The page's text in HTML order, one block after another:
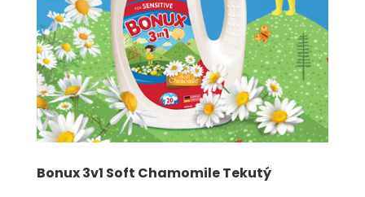
Bonux 3v1 Soft Chamomile Tekutý